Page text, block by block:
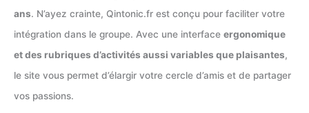
ans. N’ayez crainte, Qintonic.fr est conçu pour faciliter votre
intégration dans le groupe. Avec une interface ergonomique
et des rubriques d’activités aussi variables que plaisantes,
le site vous permet d’élargir votre cercle d’amis et de partager
vos passions.